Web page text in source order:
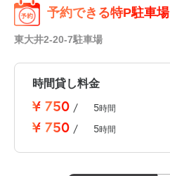
予約できる特P駐車場
東大井2-20-7駐車場
時間貸し料金
¥ 750 / 5時間
¥ 750 / 5時間